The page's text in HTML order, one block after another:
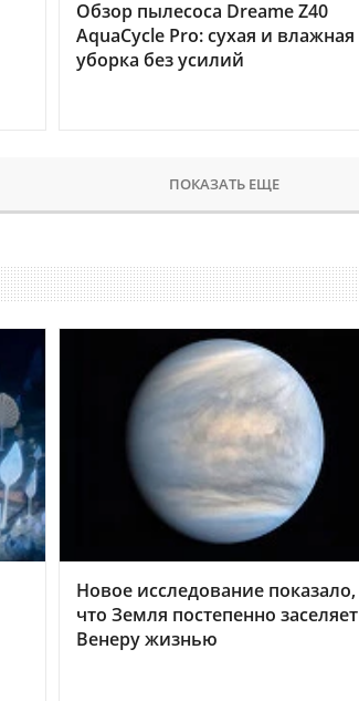
Обзор пылесоса Dreame Z40
AquaCycle Pro: сухая и влажная
уборка без усилий
ПОКАЗАТЬ ЕЩЕ
Новое исследование показало,
что Земля постепенно заселяет
Венеру жизнью